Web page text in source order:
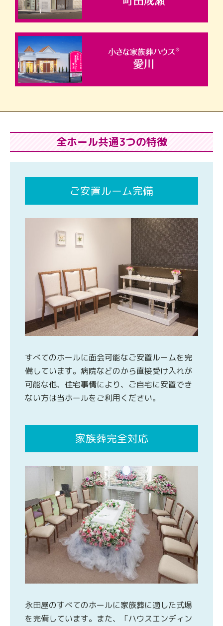
全ホール共通3つの特徴
ご安置ルーム完備
すべてのホールに面会可能なご安置ルームを完
備しています。病院などのから直接受け入れが
可能な他、住宅事情により、ご自宅に安置でき
ない方は当ホールをご利用ください。
家族葬完全対応
永田屋のすべてのホールに家族葬に適した式場
を完備しています。また、「ハウスエンディン